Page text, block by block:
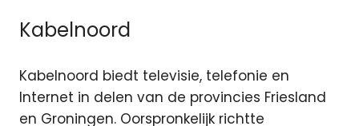
Kabelnoord
Kabelnoord biedt televisie, telefonie en
Internet in delen van de provincies Friesland
en Groningen. Oorspronkelijk richtte